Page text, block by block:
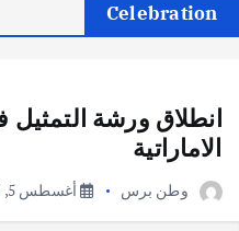
Celebration
انطلاق ورشة التمثيل
الاماراتية
وطن برس أغسطس 5, 2026